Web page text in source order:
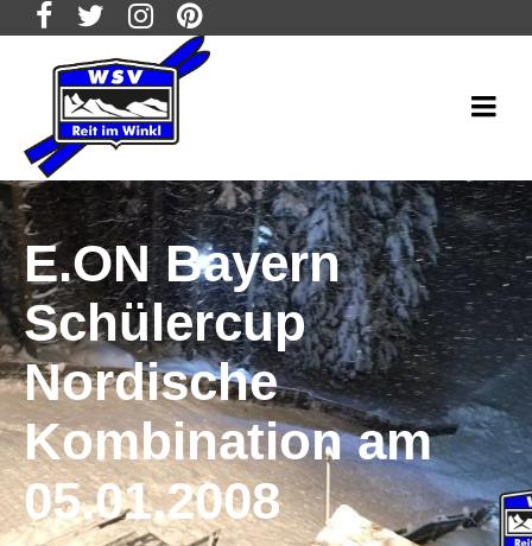
E.ON Bayern
Schülercup
Nordische
Kombination am
05.01.2008